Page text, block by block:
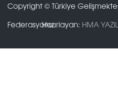
Copyright © Türkiye Gelişmekte
Federasyonu.Hazırlayan: HMA